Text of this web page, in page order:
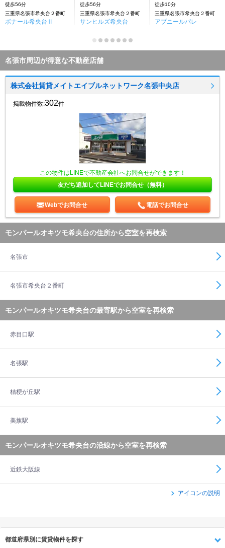
徒歩56分
三重県名張市希央台２番町
ボナール希央台Ⅱ
徒歩56分
三重県名張市希央台２番町
サンヒルズ希央台
徒歩10分
三重県名張市希央台２番町
アブニールパレ
名張市周辺が得意な不動産店舗
株式会社賃貸メイトエイブルネットワーク名張中央店
掲載物件数:302件
この物件はLINEで不動産会社へお問合せができます！
友だち追加してLINEでお問合せ（無料）
Webでお問合せ 電話でお問合せ
モンパールオキツモ希央台の住所から空室を再検索
名張市
名張市希央台２番町
モンパールオキツモ希央台の最寄駅から空室を再検索
赤目口駅
名張駅
桔梗が丘駅
美旗駅
モンパールオキツモ希央台の沿線から空室を再検索
近鉄大阪線
アイコンの説明
都道府県別に賃貸物件を探す